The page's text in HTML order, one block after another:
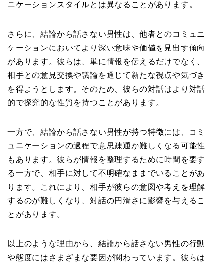
ニケーションスタイルとは異なることがあります。
さらに、結論から話さない男性は、他者とのコミュニ
ケーションにおいてより深い意味や価値を見出す傾向
があります。彼らは、単に情報を伝えるだけでなく、
相手との意見交換や議論を通じて新たな視点や気づき
を得ようとします。そのため、彼らの対話はより対話
的で探究的な性質を持つことがあります。
一方で、結論から話さない男性が持つ特徴には、コミ
ュニケーションの過程で意思疎通が難しくなる可能性
もあります。彼らが情報を整理するために時間を要す
る一方で、相手に対して不明確なままでいることがあ
ります。これにより、相手が彼らの意図や考えを理解
するのが難しくなり、対話の円滑さに影響を与えるこ
とがあります。
以上のような理由から、結論から話さない男性の行動
や態度にはさまざまな要因が関わっています。彼らは